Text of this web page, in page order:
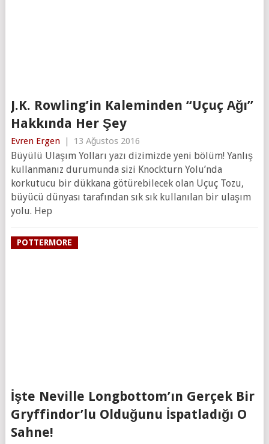
J.K. Rowling’in Kaleminden “Uçuç Ağı”
Hakkında Her Şey
Evren Ergen | 13 Ağustos 2016
Büyülü Ulaşım Yolları yazı dizimizde yeni bölüm! Yanlış
kullanmanız durumunda sizi Knockturn Yolu’nda
korkutucu bir dükkana götürebilecek olan Uçuç Tozu,
büyücü dünyası tarafından sık sık kullanılan bir ulaşım
yolu. Hep
POTTERMORE
İşte Neville Longbottom’ın Gerçek Bir
Gryffindor’lu Olduğunu İspatladığı O
Sahne!